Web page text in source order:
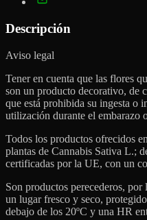
Descripción
Aviso legal
Tener en cuenta que las flores
son un producto decorativo, de
que está prohibida su ingesta o
utilización durante el embarazo
Todos los productos ofrecidos
plantas de Cannabis Sativa L.;
certificadas por la UE, con un
Son productos perecederos, por
un lugar fresco y seco,
debajo de los 20ºC y una HR